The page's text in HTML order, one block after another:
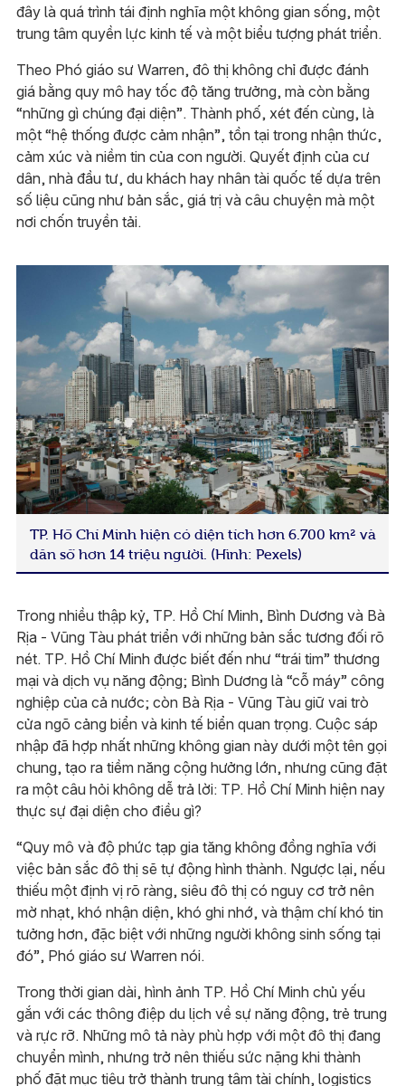
đây là quá trình tái định nghĩa một không gian sống, một
trung tâm quyền lực kinh tế và một biểu tượng phát triển.
Theo Phó giáo sư Warren, đô thị không chỉ được đánh
giá bằng quy mô hay tốc độ tăng trưởng, mà còn bằng
“những gì chúng đại diện”. Thành phố, xét đến cùng, là
một “hệ thống được cảm nhận”, tồn tại trong nhận thức,
cảm xúc và niềm tin của con người. Quyết định của cư
dân, nhà đầu tư, du khách hay nhân tài quốc tế dựa trên
số liệu cũng như bản sắc, giá trị và câu chuyện mà một
nơi chốn truyền tải.
TP. Hồ Chí Minh hiện có diện tích hơn 6.700 km² và
dân số hơn 14 triệu người. (Hình: Pexels)
Trong nhiều thập kỷ, TP. Hồ Chí Minh, Bình Dương và Bà
Rịa - Vũng Tàu phát triển với những bản sắc tương đối rõ
nét. TP. Hồ Chí Minh được biết đến như “trái tim” thương
mại và dịch vụ năng động; Bình Dương là “cỗ máy” công
nghiệp của cả nước; còn Bà Rịa - Vũng Tàu giữ vai trò
cửa ngõ cảng biển và kinh tế biển quan trọng. Cuộc sáp
nhập đã hợp nhất những không gian này dưới một tên gọi
chung, tạo ra tiềm năng cộng hưởng lớn, nhưng cũng đặt
ra một câu hỏi không dễ trả lời: TP. Hồ Chí Minh hiện nay
thực sự đại diện cho điều gì?
“Quy mô và độ phức tạp gia tăng không đồng nghĩa với
việc bản sắc đô thị sẽ tự động hình thành. Ngược lại, nếu
thiếu một định vị rõ ràng, siêu đô thị có nguy cơ trở nên
mờ nhạt, khó nhận diện, khó ghi nhớ, và thậm chí khó tin
tưởng hơn, đặc biệt với những người không sinh sống tại
đó”, Phó giáo sư Warren nói.
Trong thời gian dài, hình ảnh TP. Hồ Chí Minh chủ yếu
gắn với các thông điệp du lịch về sự năng động, trẻ trung
và rực rỡ. Những mô tả này phù hợp với một đô thị đang
chuyển mình, nhưng trở nên thiếu sức nặng khi thành
phố đặt mục tiêu trở thành trung tâm tài chính, logistics